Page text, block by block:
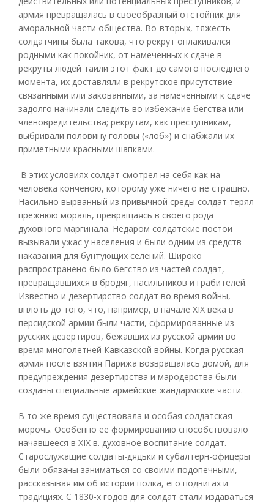
армия превращалась в своеобразный отстойник для
аморальной части общества. Во-вторых, тяжесть
солдатчины была такова, что рекрут оплакивался
родными как покойник, от намеченных к сдаче в
рекруты людей таили этот факт до самого последнего
момента, их доставляли в рекрутское присутствие
связанными или закованными, за намеченными к сдаче
задолго начинали следить во избежание бегства или
членовредительства; рекрутам, как преступникам,
выбривали половину головы («лоб») и снабжали их
приметными красными шапками.
В этих условиях солдат смотрел на себя как на
человека конченою, которому уже ничего не страшно.
Насильно вырванный из привычной среды солдат терял
прежнюю мораль, превращаясь в своего рода
духовного маргинала. Недаром солдатские постои
вызывали ужас у населения и были одним из средств
наказания для бунтующих селений. Широко
распространено было бегство из частей солдат,
превращавшихся в бродяг, насильников и грабителей.
Известно и дезертирство солдат во время войны,
вплоть до того, что, например, в начале XIX века в
персидской армии были части, сформированные из
русских дезертиров, бежавших из русской армии во
время многолетней Кавказской войны. Когда русская
армия после взятия Парижа возвращалась домой, для
предупреждения дезертирства и мародерства были
созданы специальные армейские жандармские части.
В то же время существовала и особая солдатская
морочь. Особенно ее формированию способствовало
начавшееся в XIX в. духовное воспитание солдат.
Старослужащие солдаты-дядьки и субалтерн-офицеры
были обязаны заниматься со своими подопечными,
рассказывая им об истории полка, его подвигах и
традициях. С 1830-х годов для солдат стали издаваться